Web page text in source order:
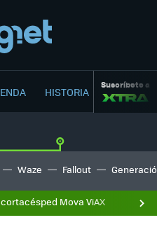
HISTORIA Suscríbete a
Waze Fallout
Mova ViAX